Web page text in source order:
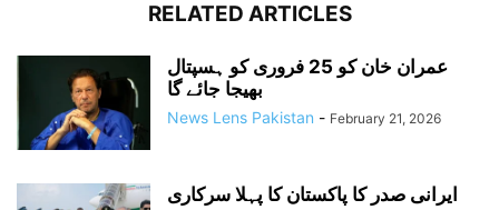
RELATED ARTICLES
عمران خان کو 25 فروری کو ہسپتال
بھیجا جائے گا
News Lens Pakistan - February 21, 2026
ایرانی صدر کا پاکستان کا پہلا سرکاری